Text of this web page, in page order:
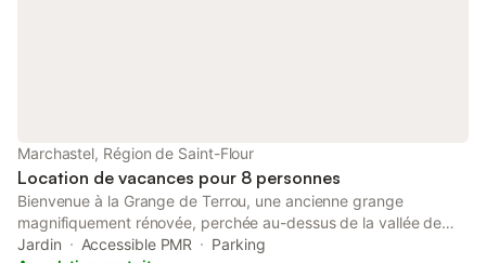
Marchastel, Région de Saint-Flour
Location de vacances pour 8 personnes
Bienvenue à la Grange de Terrou, une ancienne grange
magnifiquement rénovée, perchée au-dessus de la vallée de
Marchastel, dans le paisible hameau de Terrou, près de la vallée
Jardin Accessible PMR
Parking